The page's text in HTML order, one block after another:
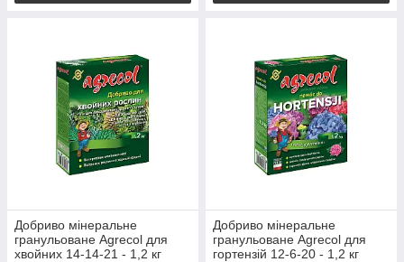
Добриво мінеральне
гранульоване Agrecol для
хвойних 14-14-21 - 1,2 кг
Добриво мінеральне
гранульоване Agrecol для
гортензій 12-6-20 - 1,2 кг